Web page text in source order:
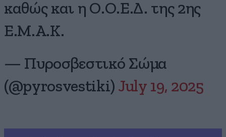
καθώς και η Ο.Ο.Ε.Δ. της 2ης
Ε.Μ.Α.Κ.
— Πυροσβεστικό Σώμα
(@pyrosvestiki) July 19, 2025